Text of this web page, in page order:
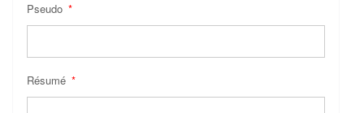
Pseudo
Résumé